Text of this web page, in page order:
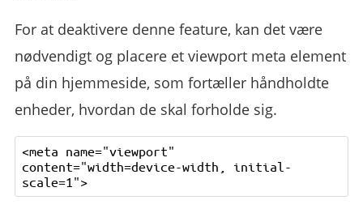
For at deaktivere denne feature, kan det være
nødvendigt og placere et viewport meta element
på din hjemmeside, som fortæller håndholdte
enheder, hvordan de skal forholde sig.
<meta name="viewport"
content="width=device-width, initial-